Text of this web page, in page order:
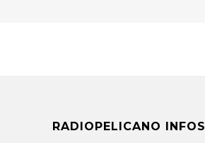
RADIOPELICANO INFOS